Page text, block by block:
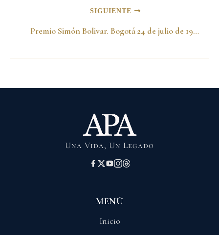
SIGUIENTE
Premio Simón Bolivar. Bogotá 24 de julio de 1987
Una Vida, Un Legado
MENÚ
Inicio